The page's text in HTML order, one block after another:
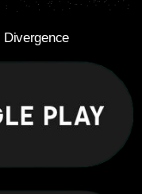
Divergence